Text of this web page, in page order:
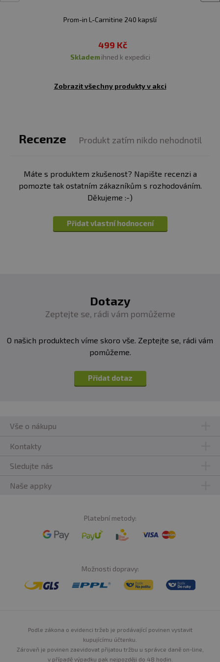
Broskový ledový čaj: voda, regulátory kyselosti:
E330/E331, L-karnitin, aroma, konzervanty: E202/E211,
Může mít nepříznivý vliv na aktivitu a pozornost
Prom-in L-Carnitine 240 kapslí
499 Kč
skladem ihned k expedici
Zobrazit všechny produkty v akci
Recenze Produkt zatím nikdo nehodnotil
Máte s produktem zkušenost? Napište recenzi a
pomozte tak ostatním zákazníkům s rozhodováním.
Děkujeme :-)
Přidat vlastní hodnocení
Dotazy
Zeptejte se, rádi vám pomůžeme
O našich produktech víme skoro vše. Zeptejte se, rádi vám
pomůžeme.
Přidat dotaz
Vše o nákupu
Kontakty
Sledujte nás
Naše appky
Platební metody:
Možnosti dopravy:
Podle zákona o evidenci tržeb je prodávající povinen vystavit
kupujícímu účtenku.
Zároveň je povinen zaevidovat přijatou tržbu u správce daně on-line,
v případě výpadku pak nejpozději do 48 hodin.